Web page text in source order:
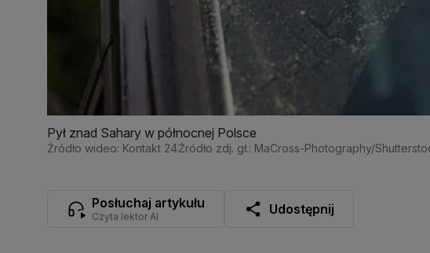
Pył znad Sahary w północnej Polsce
Źródło wideo: Kontakt 24Źródło zdj. gł.: MaCross-Photography/
Posłuchaj artykułu
Czyta lektor AI Udostępnij